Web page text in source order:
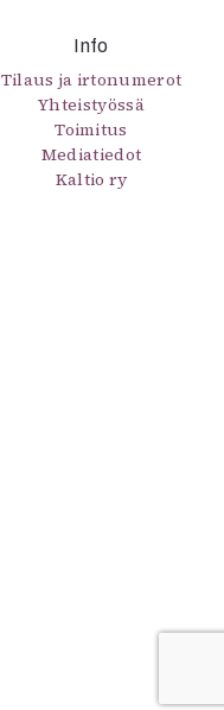
Info
Tilaus ja irtonumerot
Yhteistyössä
Toimitus
Mediatiedot
Kaltio ry